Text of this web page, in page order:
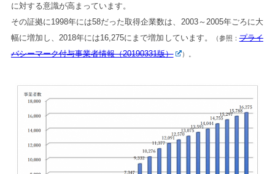
に対する意識が高まっています。
その証拠に1998年には58だった取得企業数は、2003～2005年ごろに大
幅に増加し、2018年には16,275にまで増加しています。
（参照：プライ
バシーマーク付与事業者情報（20190331版）
）。